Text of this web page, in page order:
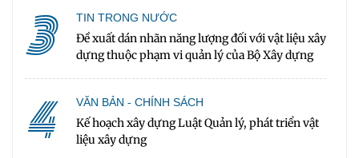
3 TIN TRONG NƯỚC
Đề xuất dán nhãn năng lượng đối với vật liệu xây
dựng thuộc phạm vi quản lý của Bộ Xây dựng
4 VĂN BẢN - CHÍNH SÁCH
Kế hoạch xây dựng Luật Quản lý, phát triển vật
liệu xây dựng